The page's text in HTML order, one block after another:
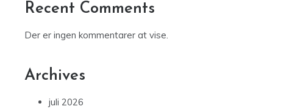
Recent Comments
Der er ingen kommentarer at vise.
Archives
juli 2026